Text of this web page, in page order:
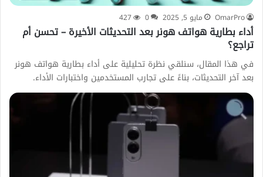
OmarPro مايو 5, 2025 0
427
أداء بطارية هواتف هونر بعد التحديثات الأخيرة – تحسن أم
تراجع؟
في هذا المقال، سنلقي نظرة تحليلية على أداء بطارية هواتف هونر
بعد آخر التحديثات، بناءً على تجارب المستخدمين واختبارات الأداء.